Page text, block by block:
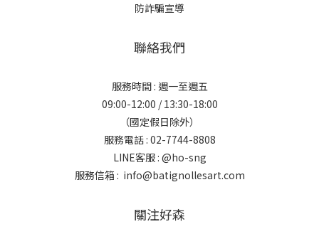
防詐騙宣導
聯絡我們
服務時間 : 週一至週五
09:00-12:00 / 13:30-18:00
（國定假日除外）
服務電話 : 02-7744-8808
LINE客服 : @ho-sng
服務信箱 : info@batignollesart.com
關注好森